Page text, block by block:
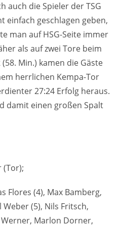
auch die Spieler der TSG
einfach geschlagen geben,
man auf HSG-Seite immer
als auf zwei Tore beim
Min.) kamen die Gäste
herrlichen Kempa-Tor
27:24 Erfolg heraus.
damit einen großen Spalt
(Tor);
Flores (4), Max Bamberg,
(5), Nils Fritsch,
Werner, Marlon Dorner,